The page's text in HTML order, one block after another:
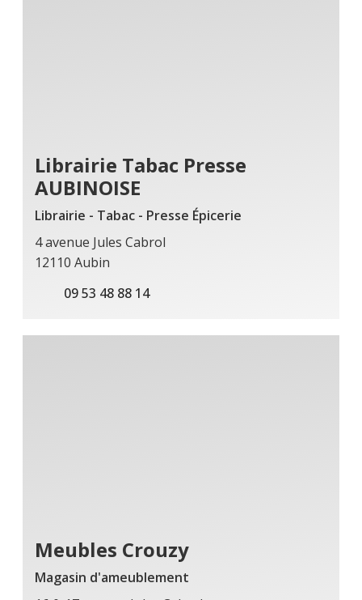
Librairie Tabac Presse
AUBINOISE
Librairie - Tabac - Presse Épicerie
4 avenue Jules Cabrol
12110 Aubin
09 53 48 88 14
Meubles Crouzy
Magasin d'ameublement